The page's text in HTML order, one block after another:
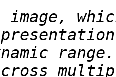
image,